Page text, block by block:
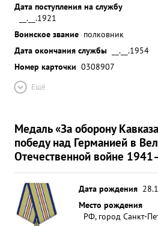
Дата поступления на службу
__.__.1921
Воинское звание полковник
Дата окончания службы
__.__.1954
Номер карточки 0308907
Ещё
Медаль «За оборону
победу над Германией в
Отечественной войне
Дата рождения
Место рождения
РФ, город Санкт-